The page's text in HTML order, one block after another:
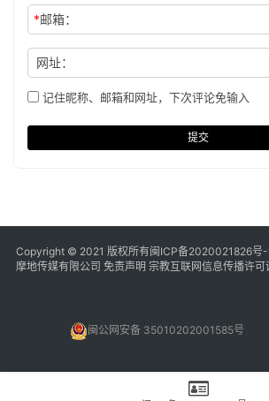
*邮箱：
网址：
记住昵称、邮箱和网址，下次评论免输入
提交
Copyright © 2021 版权所有闽ICP备2020021826号
摩地传媒有限公司 免责声明 宗教互联网信息传播许
闽公网安备 35010202001585号